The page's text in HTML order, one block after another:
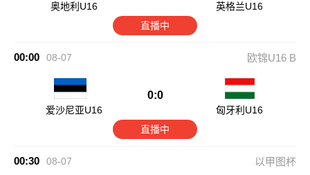
奥地利U16
英格兰U16
直播中
00:00 08-07 欧锦U16 B
爱沙尼亚U16
0:0
匈牙利U16
直播中
00:30 08-07 以甲图杯